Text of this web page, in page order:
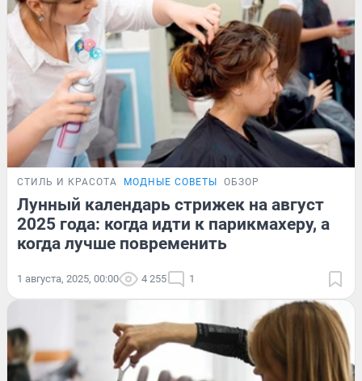
СТИЛЬ И КРАСОТА МОДНЫЕ СОВЕТЫ ОБЗОР
Лунный календарь стрижек на август
2025 года: когда идти к парикмахеру, а
когда лучше повременить
1 августа, 2025, 00:00 4 255 1